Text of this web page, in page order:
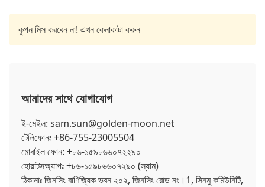
কুপন মিস করবেন না! এখন কেনাকাটা করুন
আমাদের সাথে যোগাযোগ
ই-মেইল: sam.sun@golden-moon.net
টেলিফোনঃ +86-755-23005504
মোবাইল ফোন: +৮৬-১৫৯৮৬৬০৭২২৯০
হোয়াটসঅ্যাপঃ +৮৬-১৫৯৮৬৬০৭২৯০ (স্যাম)
ঠিকানাঃ জিনসিং বাণিজ্যিক ভবন ২০২, জিনসিং রোড নং।1, সিনমু কমিউনিটি,